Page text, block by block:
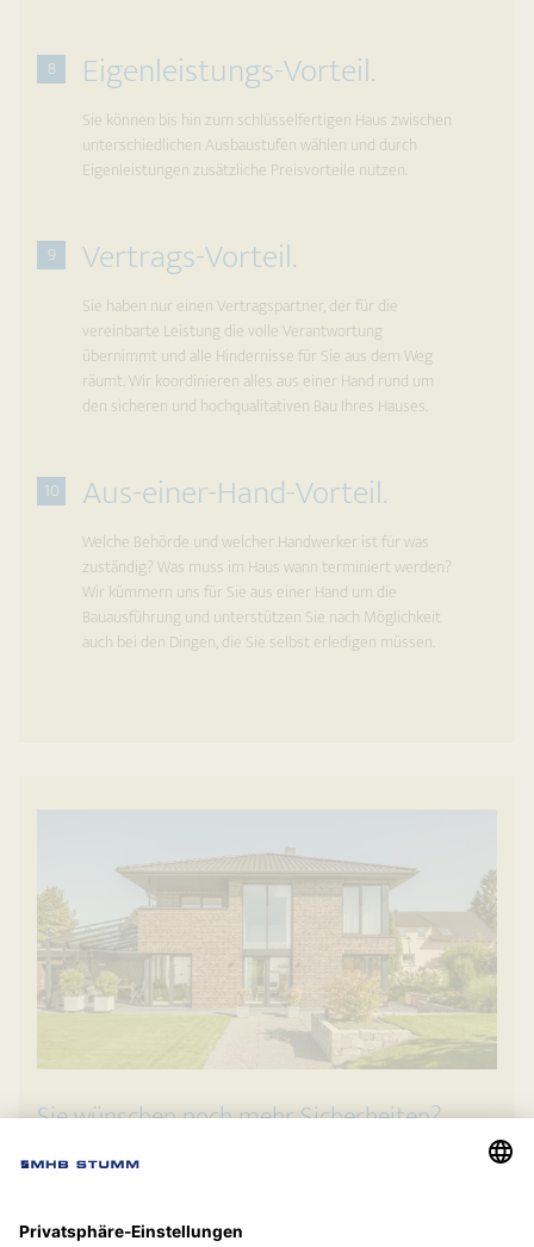
8 Eigenleistungs-Vorteil.
Sie können bis hin zum schlüsselfertigen Haus zwischen
unterschiedlichen Ausbaustufen wählen und durch
Eigenleistungen zusätzliche Preisvorteile nutzen.
9 Vertrags-Vorteil.
Sie haben nur einen Vertragspartner, der für die
vereinbarte Leistung die volle Verantwortung
übernimmt und alle Hindernisse für Sie aus dem Weg
räumt. Wir koordinieren alles aus einer Hand rund um
den sicheren und hochqualitativen Bau Ihres Hauses.
10 Aus-einer-Hand-Vorteil.
Welche Behörde und welcher Handwerker ist für was
zuständig? Was muss im Haus wann terminiert werden?
Wir kümmern uns für Sie aus einer Hand um die
Bauausführung und unterstützen Sie nach Möglichkeit
auch bei den Dingen, die Sie selbst erledigen müssen.
Sie wünschen noch mehr Sicherheiten?
Sehen Sie sich die 11 Schritte an, in denen mit uns